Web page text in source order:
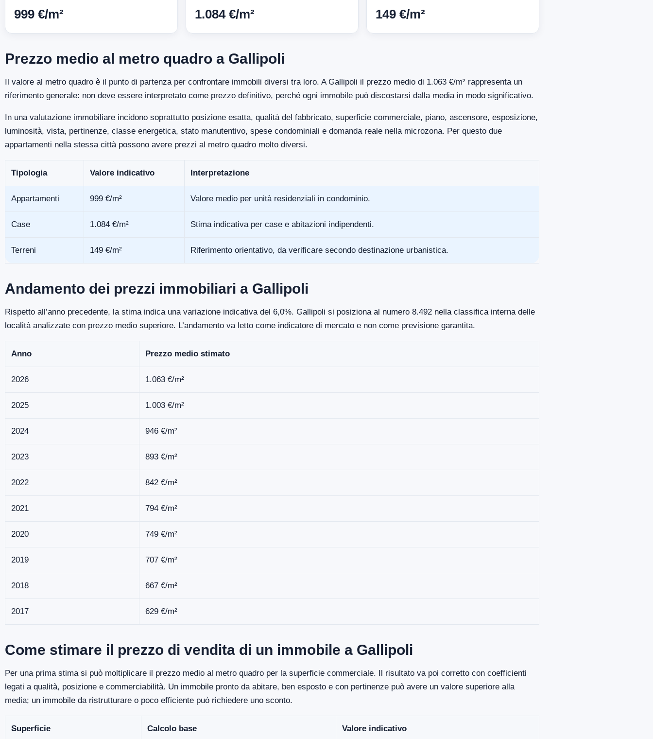
999 €/m² 1.084 €/m² 149 €/m²
Prezzo medio al metro quadro a Gallipoli
Il valore al metro quadro è il punto di partenza per confrontare immobili diversi tra loro. A Gallipoli il prezzo medio di 1.063 €/m² rappresenta un
riferimento generale: non deve essere interpretato come prezzo definitivo, perché ogni immobile può discostarsi dalla media in modo significativo.
In una valutazione immobiliare incidono soprattutto posizione esatta, qualità del fabbricato, superficie commerciale, piano, ascensore, esposizione,
luminosità, vista, pertinenze, classe energetica, stato manutentivo, spese condominiali e domanda reale nella microzona. Per questo due
appartamenti nella stessa città possono avere prezzi al metro quadro molto diversi.
Tipologia Valore indicativo Interpretazione
Appartamenti 999 €/m² Valore medio per unità residenziali in condominio.
Case 1.084 €/m² Stima indicativa per case e abitazioni indipendenti.
Terreni 149 €/m² Riferimento orientativo, da verificare secondo destinazione urbanistica.
Andamento dei prezzi immobiliari a Gallipoli
Rispetto all’anno precedente, la stima indica una variazione indicativa del 6,0%. Gallipoli si posiziona al numero 8.492 nella classifica interna delle
località analizzate con prezzo medio superiore. L’andamento va letto come indicatore di mercato e non come previsione garantita.
Anno Prezzo medio stimato
2026 1.063 €/m²
2025 1.003 €/m²
2024 946 €/m²
2023 893 €/m²
2022 842 €/m²
2021 794 €/m²
2020 749 €/m²
2019 707 €/m²
2018 667 €/m²
2017 629 €/m²
Come stimare il prezzo di vendita di un immobile a Gallipoli
Per una prima stima si può moltiplicare il prezzo medio al metro quadro per la superficie commerciale. Il risultato va poi corretto con coefficienti
legati a qualità, posizione e commerciabilità. Un immobile pronto da abitare, ben esposto e con pertinenze può avere un valore superiore alla
media; un immobile da ristrutturare o poco efficiente può richiedere uno sconto.
Superficie Calcolo base Valore indicativo